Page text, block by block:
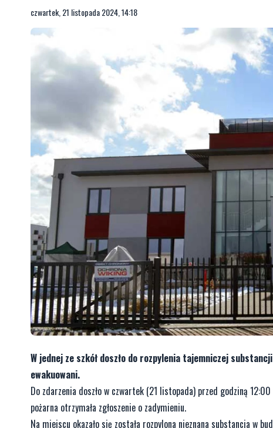
czwartek, 21 listopada 2024, 14:18
W jednej ze szkół doszło do rozpylenia tajemniczej
ewakuowani.
Do zdarzenia doszło w czwartek (21 listopada) przed godziną
pożarna otrzymała zgłoszenie o zadymieniu.
Na miejscu okazało się została rozpylona nieznana substancja w